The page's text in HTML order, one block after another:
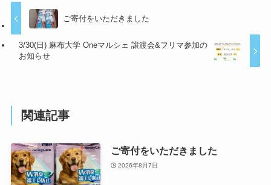
ご寄付をいただきました
3/30(日) 麻布大学 Oneマルシェ 譲渡会&フリマ参加の
お知らせ
関連記事
ご寄付をいただきました
2026年8月7日